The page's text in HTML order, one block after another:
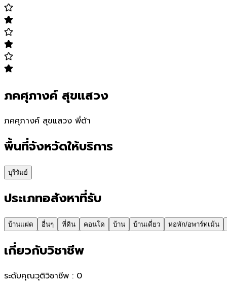
ภคศุภางค์ สุขแสวง
ภคศุภางค์ สุขแสวง พี่ต้า
พื้นที่จังหวัดให้บริการ
บุรีรัมย์
ประเภทอสังหาที่รับ
บ้านแฝด อื่นๆ ที่ดิน คอนโด บ้าน บ้านเดี่ยว หอพัก/อพาร์ทเม้น
เกี่ยวกับวิชาชีพ
ระดับคุณวุติวิชาชีพ : 0